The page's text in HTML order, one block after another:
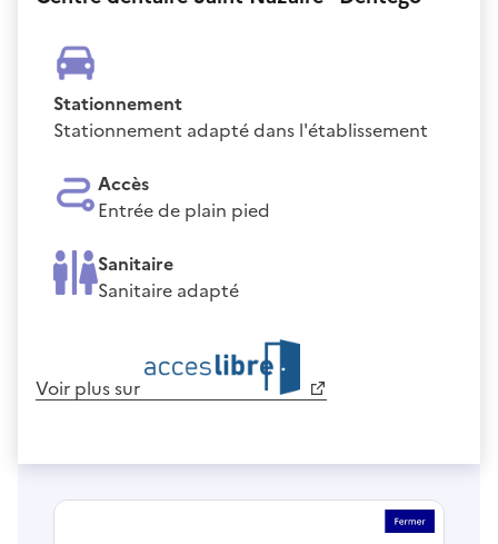
Stationnement
Stationnement adapté dans l'établissement
Accès
Entrée de plain pied
Sanitaire
Sanitaire adapté
Voir plus sur